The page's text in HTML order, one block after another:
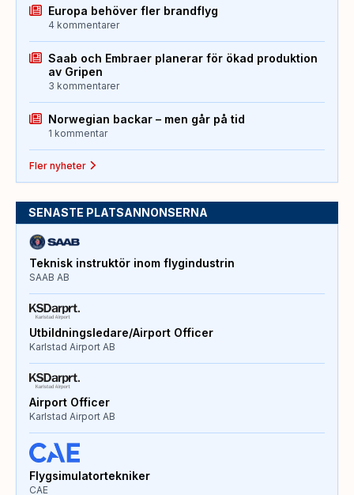
Europa behöver fler brandflyg
4 kommentarer
Saab och Embraer planerar för ökad produktion
av Gripen
3 kommentarer
Norwegian backar – men går på tid
1 kommentar
Fler nyheter
SENASTE PLATSANNONSERNA
Teknisk instruktör inom flygindustrin
SAAB AB
Utbildningsledare/Airport Officer
Karlstad Airport AB
Airport Officer
Karlstad Airport AB
Flygsimulatortekniker
CAE